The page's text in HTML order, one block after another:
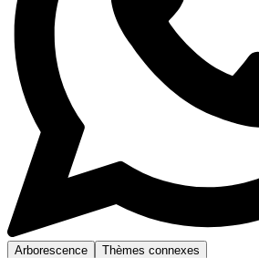
Arborescence Thèmes connexes